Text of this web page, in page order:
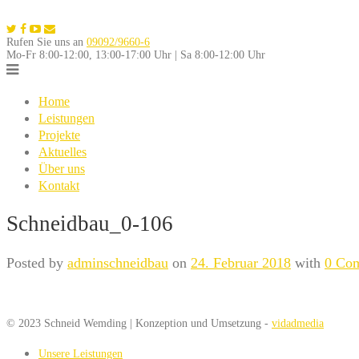
to
content
Rufen Sie uns an 09092/9660-6
Mo-Fr 8:00-12:00, 13:00-17:00 Uhr | Sa 8:00-12:00 Uhr
Home
Leistungen
Projekte
Aktuelles
Über uns
Kontakt
Schneidbau_0-106
Posted by adminschneidbau on 24. Februar 2018 with 0
© 2023 Schneid Wemding | Konzeption und Umsetzung - vidadmedia
Unsere Leistungen